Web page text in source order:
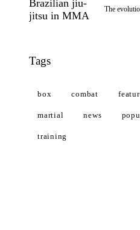
The
Tags
box combat
martial news
training